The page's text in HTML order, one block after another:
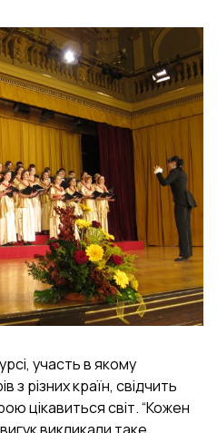
участь в якому
з різних країн, свідчить
цікавиться світ. “Кожен